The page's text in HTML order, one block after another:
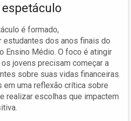
é formado,
estudantes dos anos finais do
Ensino Médio. O foco é atingir
jovens precisam começar a
sobre suas vidas financeiras.
em uma reflexão crítica sobre
realizar escolhas que impactem